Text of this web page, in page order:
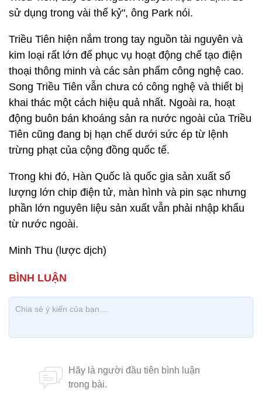
sử dụng trong vài thế kỷ", ông Park nói.
Triều Tiên hiện nắm trong tay nguồn tài nguyên và
kim loại rất lớn để phục vụ hoạt động chế tạo điện
thoại thông minh và các sản phẩm công nghệ cao.
Song Triều Tiên vẫn chưa có công nghệ và thiết bị
khai thác một cách hiệu quả nhất. Ngoài ra, hoạt
động buôn bán khoáng sản ra nước ngoài của Triều
Tiên cũng đang bị hạn chế dưới sức ép từ lệnh
trừng phạt của cộng đồng quốc tế.
Trong khi đó, Hàn Quốc là quốc gia sản xuất số
lượng lớn chip điện tử, màn hình và pin sạc nhưng
phần lớn nguyên liệu sản xuất vẫn phải nhập khẩu
từ nước ngoài.
Minh Thu (lược dịch)